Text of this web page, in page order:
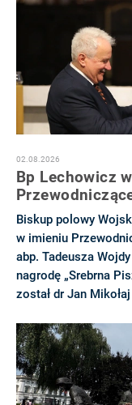
02.08.2026
Bp Lechowicz
Biskup polowy
w imieniu
abp. Tadeusza
nagrodę „Srebrna
został dr Jan